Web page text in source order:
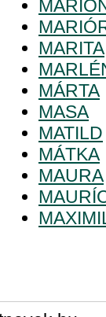
MARITA
MÁRTA
MASA
MATILD
MÁTKA
MAURA